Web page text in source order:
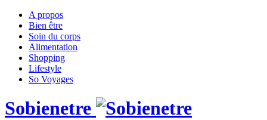
A propos
Bien être
Soin du corps
Alimentation
Shopping
Lifestyle
So Voyages
Sobienetre